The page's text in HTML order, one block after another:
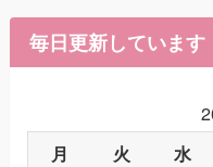
毎日更新しています
月 火 水